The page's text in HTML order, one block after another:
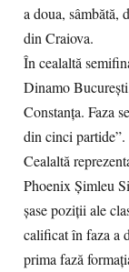
a doua, sâmbătă,
din Craiova.
În cealaltă
Dinamo
Constanţa. Faza
din cinci partide”.
Cealaltă
Phoenix Şimleu
şase poziţii ale
calificat în faza a
prima fază